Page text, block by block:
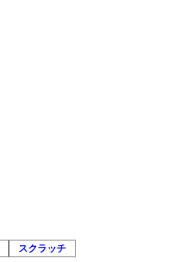
スクラッチ